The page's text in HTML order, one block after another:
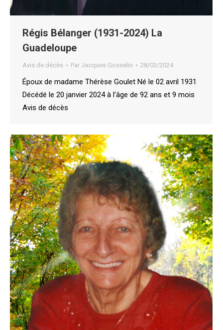
Régis Bélanger (1931-2024) La
Guadeloupe
Avis de décès Par Jacques Gosselin 28/03/2024
Époux de madame Thérèse Goulet Né le 02 avril 1931
Décédé le 20 janvier 2024 à l’âge de 92 ans et 9 mois
Avis de décès